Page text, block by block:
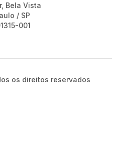
Bela Vista
/ SP
001
os direitos reservados